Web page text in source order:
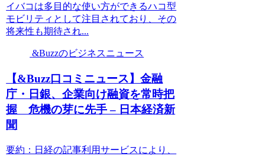
イバコは多目的な使い方ができるハコ型
モビリティとして注目されており、その
将来性も期待され...
&Buzzのビジネスニュース
【&Buzz口コミニュース】金融
庁・日銀、企業向け融資を常時把
握 危機の芽に先手 – 日本経済新
聞
要約：日経の記事利用サービスにより、